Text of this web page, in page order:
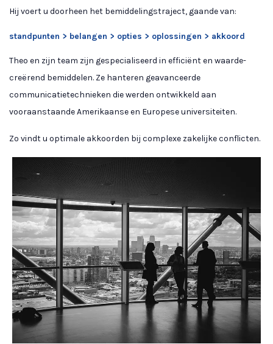
Hij voert u doorheen het bemiddelingstraject, gaande van:
standpunten > belangen > opties > oplossingen > akkoord
Theo en zijn team zijn gespecialiseerd in efficiënt en waarde-
creërend bemiddelen. Ze hanteren geavanceerde
communicatietechnieken die werden ontwikkeld aan
vooraanstaande Amerikaanse en Europese universiteiten.
Zo vindt u optimale akkoorden bij complexe zakelijke conflicten.